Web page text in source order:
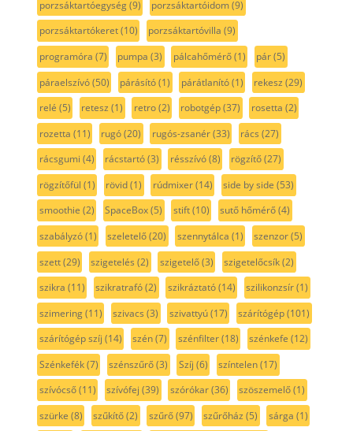
porzsáktartóegység(9) porzsáktartóidom(9)
porzsáktartókeret(10) porzsáktartóvilla (9)
programóra (7) pumpa (3) pálcahőmérő(1) pár(5)
páraelszívó(50) párásító(1) párátlanító(1) rekesz (29)
relé (5) retesz (1) retro(2) robotgép(37) rosetta (2)
rozetta (11) rugó(20) rugós-zsanér(33) rács (27)
rácsgumi (4) rácstartó(3) résszívó(8) rögzítő(27)
rögzítőfül (1) rövid(1) rúdmixer(14) side by side (53)
smoothie (2) SpaceBox(5) stift(10) sutő hőmérő(4)
szabályzó(1) szeletelő(20) szennytálca (1) szenzor(5)
szett(29) szigetelés (2) szigetelő(3) szigetelőcsík(2)
szikra (11) szikratrafó(2) szikráztató(14) szilikonzsír(1)
szimering(11) szivacs (3) szivattyú(17) szárítógép(101)
szárítógép szíj (14) szén(7) szénfilter(18) szénkefe (12)
Szénkefék(7) szénszűrő(3) Szíj (6) színtelen(17)
szívócső(11) szívófej (39) szórókar(36) szöszemelő(1)
szürke (8) szűkítő(2) szűrő(97) szűrőház (5) sárga (1)